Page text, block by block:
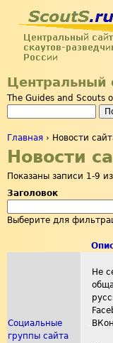
Центральный
The Guides and Scouts
Вы здесь
Главная › Новости
Новости
Показаны записи 1-9
Заголовок
Выберите для
Социальные
группы сайта
Не